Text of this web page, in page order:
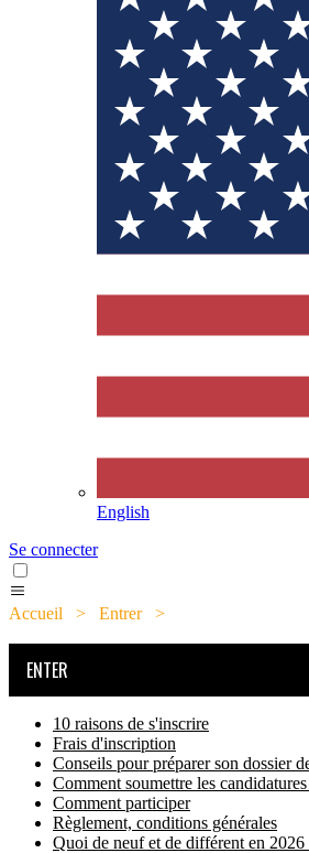
English
Se connecter
Accueil > Entrer >
ENTER
10 raisons de s'inscrire
Frais d'inscription
Conseils pour préparer son dossier
Comment soumettre les
Comment participer
Règlement, conditions générales
Quoi de neuf et de différent en 2026